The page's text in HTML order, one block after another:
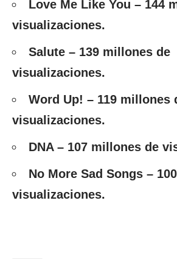
Love Me Like You – 144
visualizaciones.
Salute – 139 millones de
visualizaciones.
Word Up! – 119 millones
visualizaciones.
DNA – 107 millones de
No More Sad Songs –
visualizaciones.